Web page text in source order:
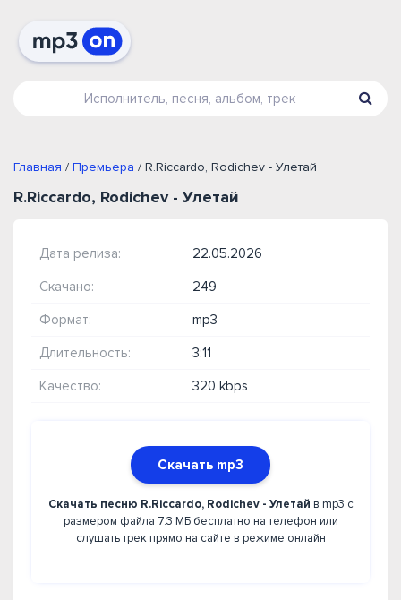
Главная / Премьера / R.Riccardo, Rodichev - Улетай
R.Riccardo, Rodichev - Улетай
Дата релиза: 22.05.2026
Скачано: 249
Формат: mp3
Длительность: 3:11
Качество: 320 kbps
Скачать mp3
Скачать песню R.Riccardo, Rodichev - Улетай в mp3 с
размером файла 7.3 МБ бесплатно на телефон или
слушать трек прямо на сайте в режиме онлайн